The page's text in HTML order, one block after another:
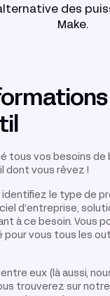
des
Make.
tous vos besoins de
dont vous rêvez !
identifiez le type de
d’entreprise,
à ce besoin. Vous
pour vous tous les
eux (là aussi,
trouverez sur notre